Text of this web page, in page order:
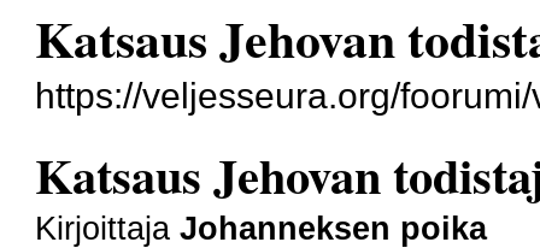
Katsaus Jehovan
https://veljesseura.org/
Katsaus Jehovan
KirjoittajaJohanneksen poika